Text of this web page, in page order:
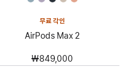
무료 각인
AirPods Max 2
₩849,000